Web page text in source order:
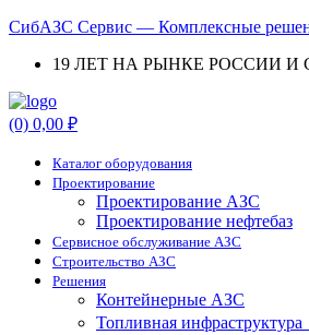
СибАЗС Сервис — Комплексные
19 ЛЕТ НА РЫНКЕ РОССИИ И
Menu
(0) 0,00 ₽
Каталог оборудования
Проектирование
Проектирование АЗС
Проектирование нефтебаз
Cервисное обслуживание АЗС
Строительство АЗС
Решения
Контейнерные АЗС
Топливная